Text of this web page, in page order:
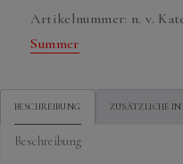
Menge
Artikelnummer: n. v.
Summer
BESCHREIBUNG ZUSÄTZLICHE
Beschreibung